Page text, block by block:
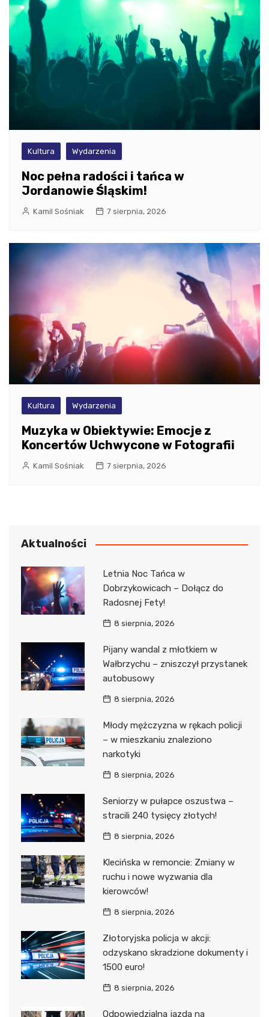
Kultura Wydarzenia
Noc pełna radości i tańca w
Jordanowie Śląskim!
Kamil Sośniak 7 sierpnia, 2026
Kultura Wydarzenia
Muzyka w Obiektywie: Emocje z
Koncertów Uchwycone w Fotografii
Kamil Sośniak 7 sierpnia, 2026
Aktualności
Letnia Noc Tańca w
Dobrzykowicach – Dołącz do
Radosnej Fety!
8 sierpnia, 2026
Pijany wandal z młotkiem w
Wałbrzychu – zniszczył przystanek
autobusowy
8 sierpnia, 2026
Młody mężczyzna w rękach policji
– w mieszkaniu znaleziono
narkotyki
8 sierpnia, 2026
Seniorzy w pułapce oszustwa –
stracili 240 tysięcy złotych!
8 sierpnia, 2026
Klecińska w remoncie: Zmiany w
ruchu i nowe wyzwania dla
kierowców!
8 sierpnia, 2026
Złotoryjska policja w akcji:
odzyskano skradzione dokumenty i
1500 euro!
8 sierpnia, 2026
Odpowiedzialna jazda na